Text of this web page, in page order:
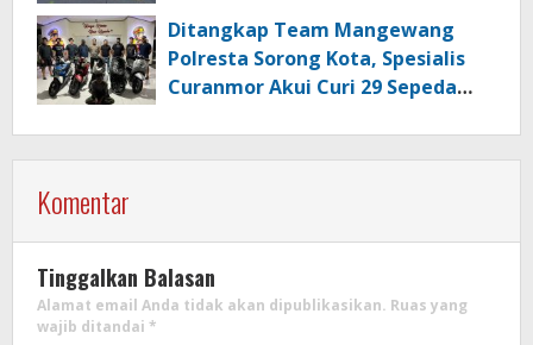
Ditangkap Team Mangewang
Polresta Sorong Kota, Spesialis
Curanmor Akui Curi 29 Sepeda
Komentar
Tinggalkan Balasan
Alamat email Anda tidak akan dipublikasikan. Ruas yang
wajib ditandai *